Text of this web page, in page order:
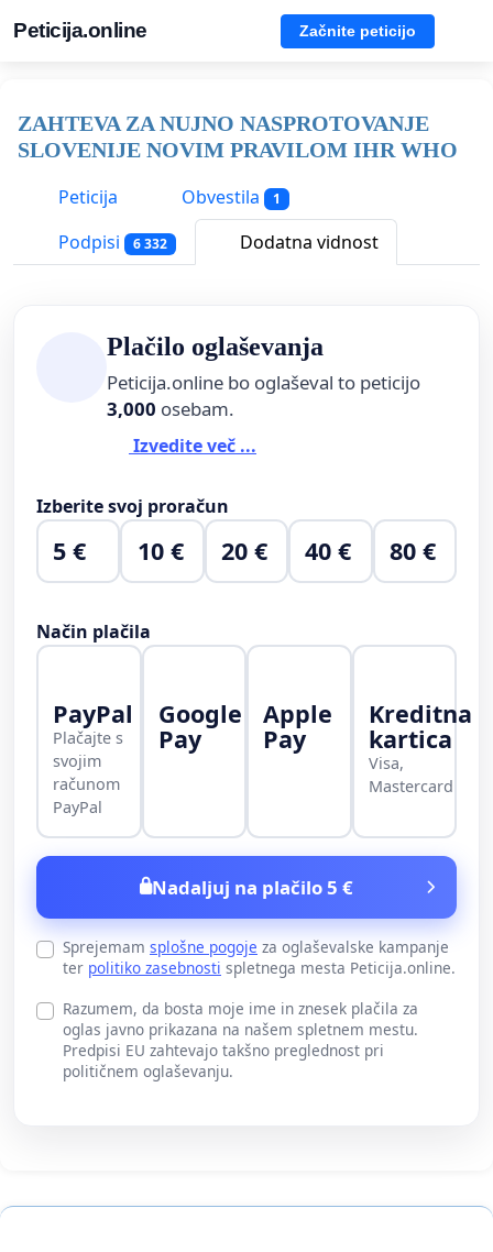
Peticija.online Začnite peticijo
ZAHTEVA ZA NUJNO NASPROTOVANJE
SLOVENIJE NOVIM PRAVILOM IHR WHO
Peticija
Obvestila 1
Podpisi 6 332 Dodatna vidnost
Plačilo oglaševanja
Peticija.online bo oglaševal to peticijo
3,000 osebam.
Izvedite več ...
Izberite svoj proračun
5 € 10 € 20 € 40 € 80 €
Način plačila
PayPal
Plačajte s
svojim
računom
PayPal
Google
Pay
Apple
Pay
Kreditna
kartica
Visa,
Mastercard
Nadaljuj na plačilo 5 €
Sprejemam splošne pogoje za oglaševalske kampanje
ter politiko zasebnosti spletnega mesta Peticija.online.
Razumem, da bosta moje ime in znesek plačila za
oglas javno prikazana na našem spletnem mestu.
Predpisi EU zahtevajo takšno preglednost pri
političnem oglaševanju.